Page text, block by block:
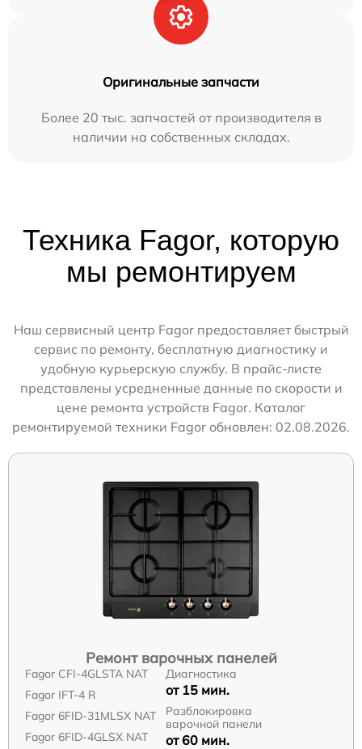
Оригинальные запчасти
Более 20 тыс. запчастей от производителя в
наличии на собственных складах.
Техника Fagor, которую
мы ремонтируем
Наш сервисный центр Fagor предоставляет быстрый
сервис по ремонту, бесплатную диагностику и
удобную курьерскую службу. В прайс-листе
представлены усредненные данные по скорости и
цене ремонта устройств Fagor. Каталог
ремонтируемой техники Fagor обновлен: 02.08.2026.
Ремонт варочных панелей
Fagor CFI-4GLSTA NAT
Fagor IFT-4 R
Fagor 6FID-31MLSX NAT
Fagor 6FID-4GLSX NAT
Диагностика
от 15 мин.
Разблокировка
варочной панели
от 60 мин.